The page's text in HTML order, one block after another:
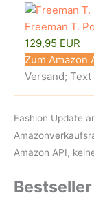
Freeman T.
129,95 EUR
Zum Amazon
Versand;
Fashion Update
Amazon API,